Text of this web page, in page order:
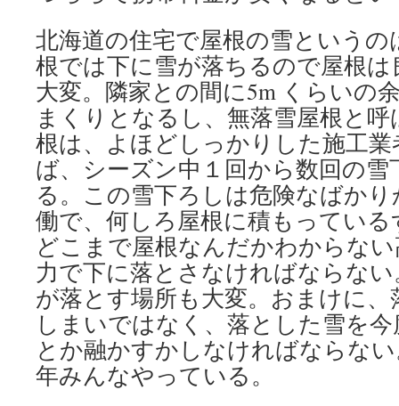
北海道の住宅で屋根の雪というの
根では下に雪が落ちるので屋根
大変。隣家との間に5m くらいの
まくりとなるし、無落雪屋根と
根は、よほどしっかりした施工
ば、シーズン中１回から数回の
る。この雪下ろしは危険なばか
働で、何しろ屋根に積もってい
どこまで屋根なんだかわからな
力で下に落とさなければならな
が落とす場所も大変。おまけに
しまいではなく、落とした雪を
とか融かすかしなければならな
年みんなやっている。